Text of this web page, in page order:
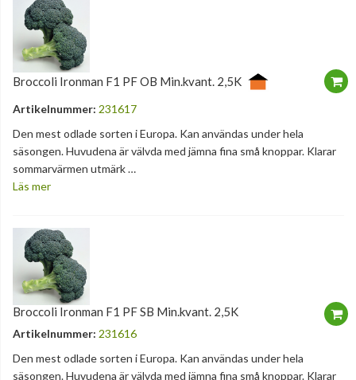
Broccoli Ironman F1 PF OB Min.kvant. 2,5K
Artikelnummer: 231617
Den mest odlade sorten i Europa. Kan användas under hela
säsongen. Huvudena är välvda med jämna fina små knoppar. Klarar
sommarvärmen utmärk …
Läs mer
Broccoli Ironman F1 PF SB Min.kvant. 2,5K
Artikelnummer: 231616
Den mest odlade sorten i Europa. Kan användas under hela
säsongen. Huvudena är välvda med jämna fina små knoppar. Klarar